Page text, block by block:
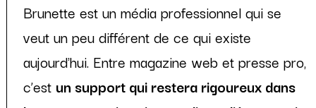
Brunette est un média professionnel qui se
veut un peu différent de ce qui existe
aujourd'hui. Entre magazine web et presse pro,
c’est un support qui restera rigoureux dans